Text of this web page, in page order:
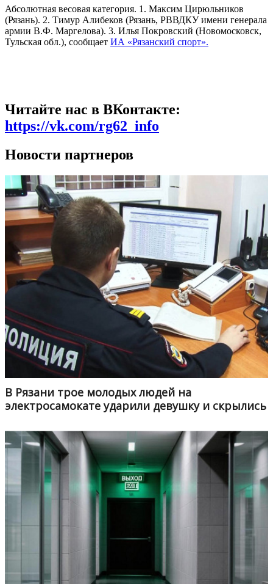
Абсолютная весовая категория. 1. Максим Цирюльников
(Рязань). 2. Тимур Алибеков (Рязань, РВВДКУ имени генерала
армии В.Ф. Маргелова). 3. Илья Покровский (Новомосковск,
Тульская обл.), сообщает ИА «Рязанский спорт».
Читайте нас в ВКонтакте:
https://vk.com/rg62_info
Новости партнеров
В Рязани трое молодых людей на
электросамокате ударили девушку и скрылись